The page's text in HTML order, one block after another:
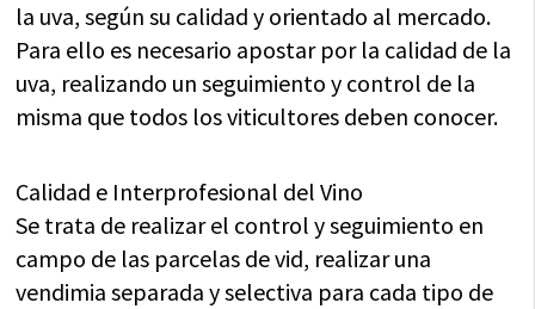
la uva, según su calidad y orientado al mercado.
Para ello es necesario apostar por la calidad de la
uva, realizando un seguimiento y control de la
misma que todos los viticultores deben conocer.
Calidad e Interprofesional del Vino
Se trata de realizar el control y seguimiento en
campo de las parcelas de vid, realizar una
vendimia separada y selectiva para cada tipo de